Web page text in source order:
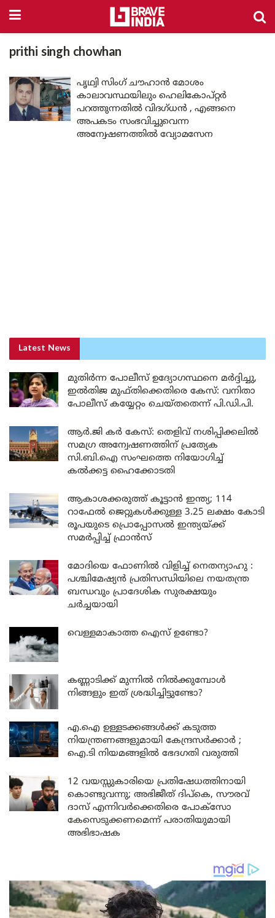
prithi singh chowhan
പൃഥ്വി സിംഗ് ചൗഹാൻ മോശം
കാലാവസ്ഥയിലും ഹെലികോപ്റ്റർ
പറത്തുന്നതിൽ വിദഗ്ധൻ , എങ്ങനെ
അപകടം സംഭവിച്ചുവെന്ന
അന്വേഷണത്തിൽ വ്യോമസേന
Latest News
മുതിർന്ന പോലീസ് ഉദ്യോഗസ്ഥനെ മർദ്ദിച്ചു,
ഇൽതിജ മുഫ്തിക്കെതിരെ കേസ്: വനിതാ
പോലീസ് കയ്യേറ്റം ചെയ്തതെന്ന് പി.ഡി.പി.
ആർ.ജി കർ കേസ്: തെളിവ് നശിപ്പിക്കലിൽ
സമഗ്ര അന്വേഷണത്തിന് പ്രത്യേക
സി.ബി.ഐ സംഘത്തെ നിയോഗിച്ച്
കൽക്കട്ട ഹൈക്കോടതി
ആകാശക്കരുത്ത് കൂട്ടാൻ ഇന്ത്യ; 114
റാഫേൽ ജെറ്റുകൾക്കുള്ള 3.25 ലക്ഷം കോടി
രൂപയുടെ പ്രൊപ്പോസൽ ഇന്ത്യയ്ക്ക്
സമർപ്പിച്ച് ഫ്രാൻസ്
മോദിയെ ഫോണിൽ വിളിച്ച് നെതന്യാഹു :
പശ്ചിമേഷ്യൻ പ്രതിസന്ധിയിലെ നയതന്ത്ര
ബന്ധവും പ്രാദേശിക സുരക്ഷയും
ചർച്ചയായി
വെള്ളമാകാത്ത ഐസ് ഉണ്ടോ?
കണ്ണാടിക്ക് മുന്നിൽ നിൽക്കുമ്പോൾ
നിങ്ങളും ഇത് ശ്രദ്ധിച്ചിട്ടുണ്ടോ?
എ.ഐ ഉള്ളടക്കങ്ങൾക്ക് കടുത്ത
നിയന്ത്രണങ്ങളുമായി കേന്ദ്രസർക്കാർ ;
ഐ.ടി നിയമങ്ങളിൽ ഭേദഗതി വരുത്തി
12 വയസ്സുകാരിയെ പ്രതിഷേധത്തിനായി
കൊണ്ടുവന്നു; അഭിജീത് ദിപ്കെ, സൗരവ്
ദാസ് എന്നിവർക്കെതിരെ പോക്സോ
കേസെടുക്കണമെന്ന് പരാതിയുമായി
അഭിഭാഷക